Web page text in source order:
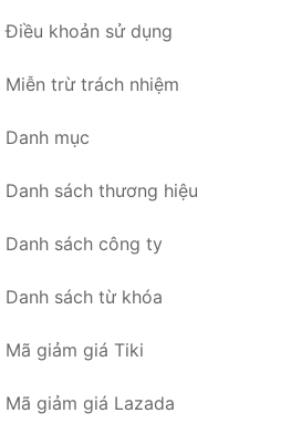
Điều khoản sử dụng
Miễn trừ trách nhiệm
Danh mục
Danh sách thương hiệu
Danh sách công ty
Danh sách từ khóa
Mã giảm giá Tiki
Mã giảm giá Lazada